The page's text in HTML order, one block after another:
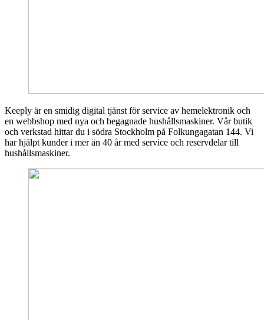
Keeply är en smidig digital tjänst för service av hemelektronik och
en webbshop med nya och begagnade hushållsmaskiner. Vår butik
och verkstad hittar du i södra Stockholm på Folkungagatan 144. Vi
har hjälpt kunder i mer än 40 år med service och reservdelar till
hushållsmaskiner.